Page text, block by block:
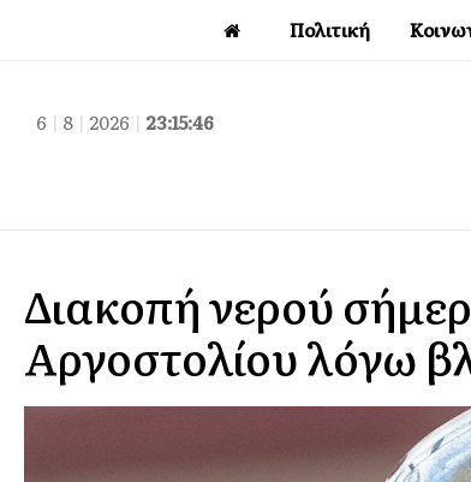
Πολιτική
6 | 8 | 2026 | 23:15:47
Διακοπή νερού
Αργοστολίου λόγω